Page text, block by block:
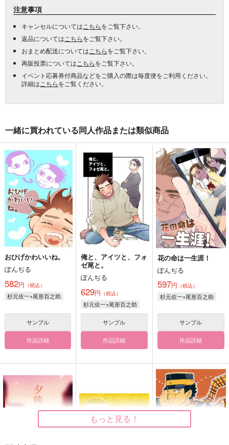
注意事項
キャンセルについては こちらをご覧下さい。
返品については こちらをご覧下さい。
おまとめ配送については こちらをご覧下さい。
再販投票については こちらをご覧下さい。
イベント応募券付商品などをご購入の際は毎度便をご利用ください。
詳細は こちらをご覧ください。
一緒に買われている同人作品または類似商品
おひげかわいいね。
ぽんぢる
582円 （税込）
杉元佐一×尾形百之助
サンプル
作品詳細
俺と、アイツと、フォ
ゼ尾と。
ぽんぢる
629円 （税込）
杉元佐一×尾形百之助
サンプル
作品詳細
花の命は一生涯！
ぽんぢる
597円 （税込）
杉元佐一×尾形百之助
サンプル
作品詳細
もっと見る！